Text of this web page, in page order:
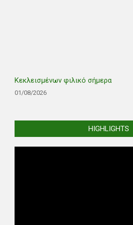
Κεκλεισμένων φιλικό σήμερα
01/08/2026
HIGHLIGHTS